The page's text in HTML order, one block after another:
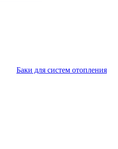
Баки для систем отопления